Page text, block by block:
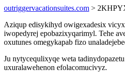
outriggervacationsuites.com >
Aziqup edisykihyd owigexadesix
iwopedyrej epobazixyqarimyl. Tehe
oxutunes omegykapab fizo
Ju nytycequlixyqe weta
uxuralawehenon efolacomucivyz.